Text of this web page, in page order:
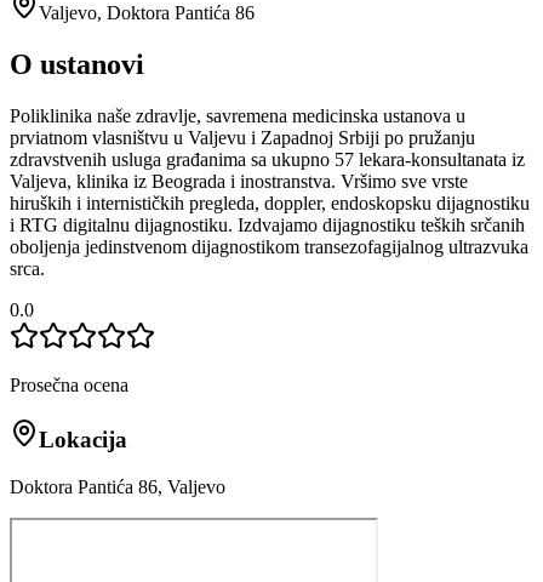
Valjevo, Doktora Pantića 86
O ustanovi
Poliklinika naše zdravlje, savremena medicinska ustanova u
prviatnom vlasništvu u Valjevu i Zapadnoj Srbiji po pružanju
zdravstvenih usluga građanima sa ukupno 57 lekara-konsultanata iz
Valjeva, klinika iz Beograda i inostranstva. Vršimo sve vrste
hiruških i internističkih pregleda, doppler, endoskopsku dijagnostiku
i RTG digitalnu dijagnostiku. Izdvajamo dijagnostiku teških srčanih
oboljenja jedinstvenom dijagnostikom transezofagijalnog ultrazvuka
srca.
0.0
Prosečna ocena
Lokacija
Doktora Pantića 86, Valjevo